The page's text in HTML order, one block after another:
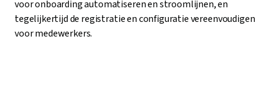
voor onboarding automatiseren en stroomlijnen, en
tegelijkertijd de registratie en configuratie vereenvoudigen
voor medewerkers.